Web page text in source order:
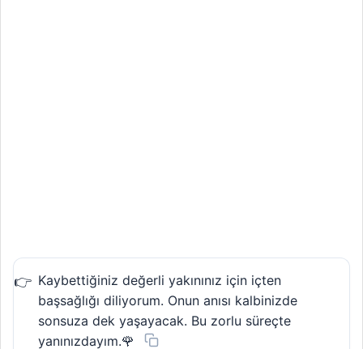
Kaybettiğiniz değerli yakınınız için içten
başsağlığı diliyorum. Onun anısı kalbinizde
sonsuza dek yaşayacak. Bu zorlu süreçte
yanınızdayım.🌹